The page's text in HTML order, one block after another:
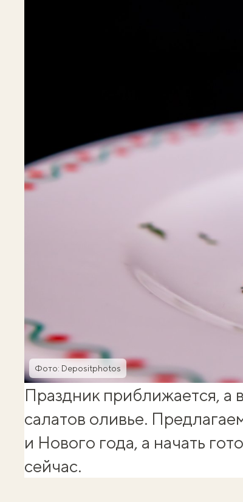
Фото: Depositphotos
Праздник приближается, а
салатов оливье.
и Нового года, а начать
сейчас.